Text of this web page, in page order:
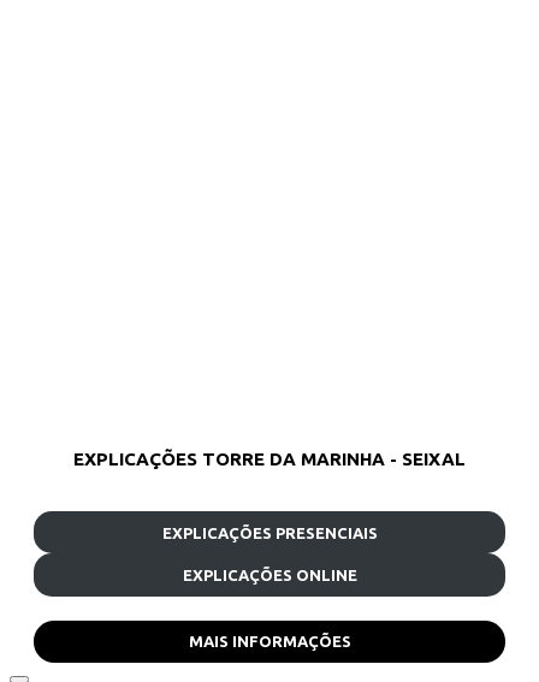
EXPLICAÇÕES TORRE DA MARINHA - SEIXAL
EXPLICAÇÕES PRESENCIAIS
EXPLICAÇÕES ONLINE
MAIS INFORMAÇÕES